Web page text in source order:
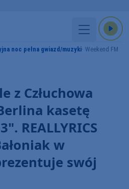
noc pełna gwiazd/muzyki Weekend FM
z Człuchowa
kasetę
REALLYRICS
w
swój